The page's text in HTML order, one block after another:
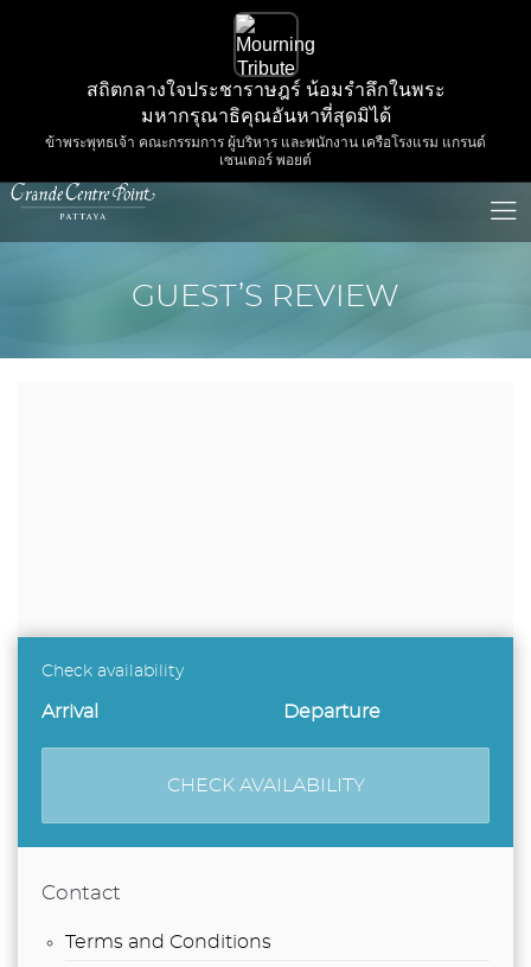
สถิตกลางใจประชาราษฎร์ น้อมรำลึกในพระ
มหากรุณาธิคุณอันหาที่สุดมิได้
ข้าพระพุทธเจ้า คณะกรรมการ ผู้บริหาร และพนักงาน เครือโรงแรม แกรนด์
เซนเตอร์ พอยต์
GUEST’S REVIEW
Check availability
CHECK AVAILABILITY
Contact
Terms and Conditions